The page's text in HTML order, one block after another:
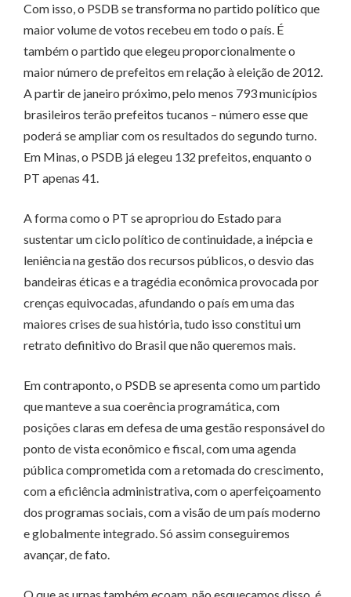
Com isso, o PSDB se transforma no partido político que
maior volume de votos recebeu em todo o país. É
também o partido que elegeu proporcionalmente o
maior número de prefeitos em relação à eleição de 2012.
A partir de janeiro próximo, pelo menos 793 municípios
brasileiros terão prefeitos tucanos – número esse que
poderá se ampliar com os resultados do segundo turno.
Em Minas, o PSDB já elegeu 132 prefeitos, enquanto o
PT apenas 41.
A forma como o PT se apropriou do Estado para
sustentar um ciclo político de continuidade, a inépcia e
leniência na gestão dos recursos públicos, o desvio das
bandeiras éticas e a tragédia econômica provocada por
crenças equivocadas, afundando o país em uma das
maiores crises de sua história, tudo isso constitui um
retrato definitivo do Brasil que não queremos mais.
Em contraponto, o PSDB se apresenta como um partido
que manteve a sua coerência programática, com
posições claras em defesa de uma gestão responsável do
ponto de vista econômico e fiscal, com uma agenda
pública comprometida com a retomada do crescimento,
com a eficiência administrativa, com o aperfeiçoamento
dos programas sociais, com a visão de um país moderno
e globalmente integrado. Só assim conseguiremos
avançar, de fato.